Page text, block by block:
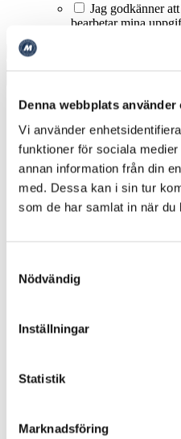
Denna webbplats använder
Vi använder
funktioner för sociala
annan information från din
med. Dessa kan i sin tur
som de har samlat in när du
Nödvändig
Inställningar
Statistik
Marknadsföring
Jag godkänner
bearbetar mina
Bilar
Behållare
Nya bilar i
Hyrbil/
Våra märken